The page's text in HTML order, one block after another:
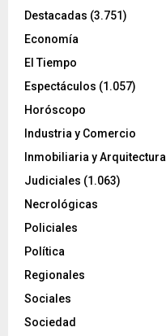
Destacadas (3.751)
Economía
El Tiempo
Espectáculos (1.057)
Horóscopo
Industria y Comercio
Inmobiliaria y Arquitectura
Judiciales (1.063)
Necrológicas
Policiales
Política
Regionales
Sociales
Sociedad